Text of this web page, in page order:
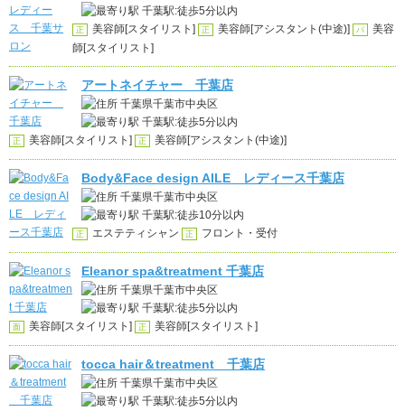
千葉駅:徒歩5分以内
正 美容師[スタイリスト] 正 美容師[アシスタント(中途)] パ
美容
師[スタイリスト]
アートネイチャー 千葉店
千葉県千葉市中央区
千葉駅:徒歩5分以内
正 美容師[スタイリスト] 正 美容師[アシスタント(中途)]
Body&Face design AILE レディース千葉店
千葉県千葉市中央区
千葉駅:徒歩10分以内
正 エステティシャン 正 フロント・受付
Eleanor spa&treatment 千葉店
千葉県千葉市中央区
千葉駅:徒歩5分以内
面 美容師[スタイリスト] 正 美容師[スタイリスト]
tocca hair＆treatment 千葉店
千葉県千葉市中央区
千葉駅:徒歩5分以内